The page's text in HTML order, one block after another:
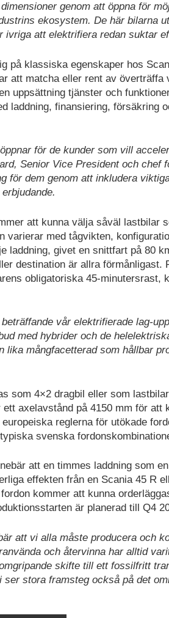
genom att öppna för
ekosystem. De här bilarna
ivriga att elektrifiera redan suktar
på klassiska egenskaper hos
att matcha eller rent av överträffa
uppsättning tjänster och
laddning, finansiering, försäkring
för de kunder som vill
Senior Vice President och chef
för dem genom att inkludera
att kunna välja såväl lastbilar
med tågvikten,
laddning, givet en snittfart på 80
destination är allra förmånligast.
obligatoriska 45-minutersrast,
vår elektrifierade lag-
med hybrider och de
lika mångfacetterad som hållbar
som 4×2 dragbil eller som
axelavstånd på 4150 mm för att
reglerna för utökade
svenska
att en timmes laddning som
effekten från en Scania 45 R
kommer att kunna
är planerad till Q4
att vi alla måste producera och
och återvinna har alltid
skifte till ett fossilfritt
stora framsteg också på det